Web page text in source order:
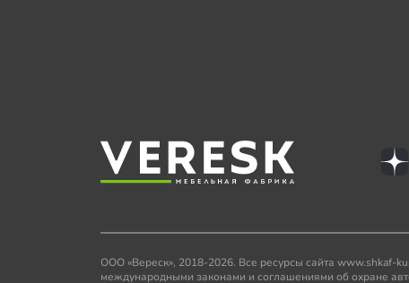
ООО «Вереск», 2018-2026. Все ресурсы сайта www.shkaf-
международными законами и соглашениями об охране